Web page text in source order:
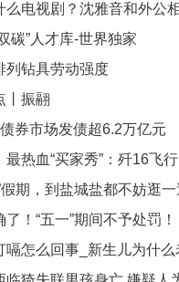
-动态
么电视剧？沈雅音和外公
碳”人才库-世界独家
列钻具劳动强度
丨振翮
券市场发债超6.2万亿元
最热血“买家秀”：歼16飞
假期，到盐城盐都不妨逛一
了！“五一”期间不予处罚
嗝怎么回事_新生儿为什么